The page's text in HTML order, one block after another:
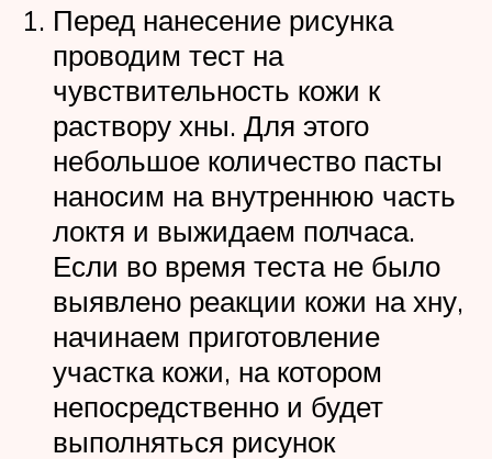
Перед нанесение рисунка
проводим тест на
чувствительность кожи к
раствору хны. Для этого
небольшое количество пасты
наносим на внутреннюю часть
локтя и выжидаем полчаса.
Если во время теста не было
выявлено реакции кожи на хну,
начинаем приготовление
участка кожи, на котором
непосредственно и будет
выполняться рисунок